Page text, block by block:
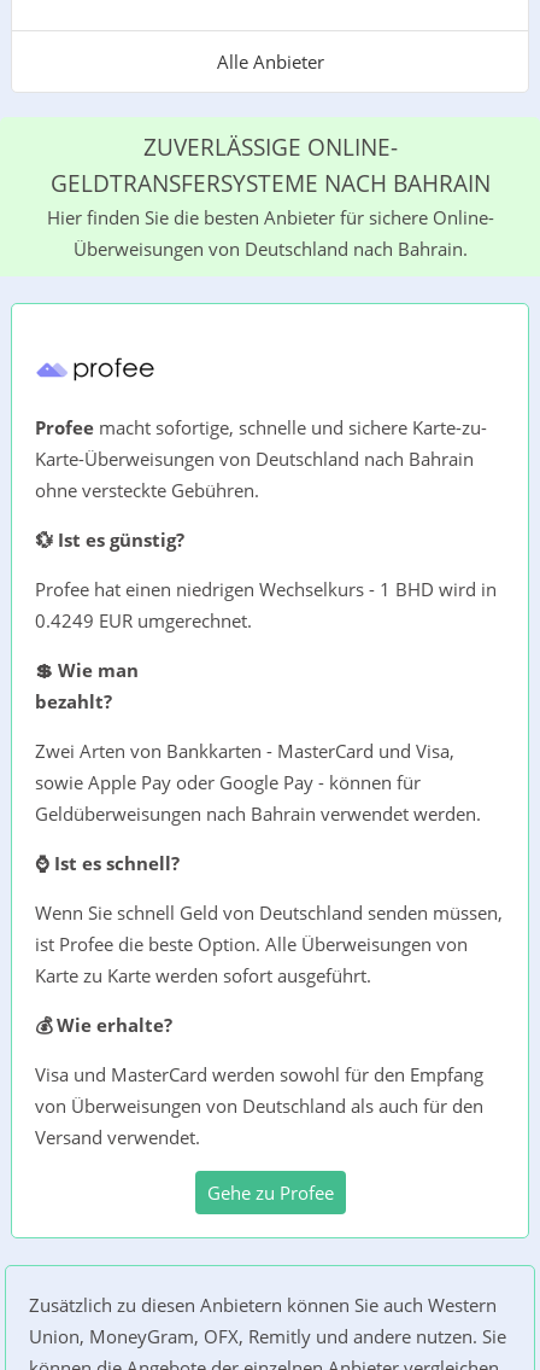
Alle Anbieter
ZUVERLÄSSIGE ONLINE-
GELDTRANSFERSYSTEME NACH BAHRAIN
Hier finden Sie die besten Anbieter für sichere Online-
Überweisungen von Deutschland nach Bahrain.
Profee macht sofortige, schnelle und sichere Karte-zu-
Karte-Überweisungen von Deutschland nach Bahrain
ohne versteckte Gebühren.
💱 Ist es günstig?
Profee hat einen niedrigen Wechselkurs - 1 BHD wird in
0.4249 EUR umgerechnet.
💲 Wie man
bezahlt?
Zwei Arten von Bankkarten - MasterCard und Visa,
sowie Apple Pay oder Google Pay - können für
Geldüberweisungen nach Bahrain verwendet werden.
⌚ Ist es schnell?
Wenn Sie schnell Geld von Deutschland senden müssen,
ist Profee die beste Option. Alle Überweisungen von
Karte zu Karte werden sofort ausgeführt.
💰 Wie erhalte?
Visa und MasterCard werden sowohl für den Empfang
von Überweisungen von Deutschland als auch für den
Versand verwendet.
Gehe zu Profee
Zusätzlich zu diesen Anbietern können Sie auch Western
Union, MoneyGram, OFX, Remitly und andere nutzen. Sie